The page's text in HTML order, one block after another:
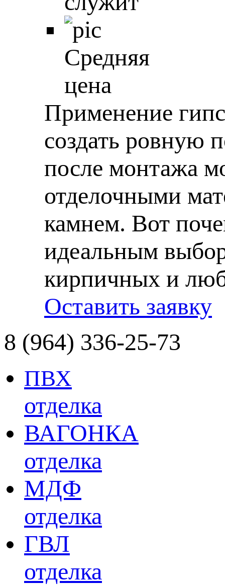
Средняя
цена
Применение
создать ровную
после монтажа
отделочными
камнем. Вот
идеальным
кирпичных и
Оставить заявку
8 (964) 336-25-73
ПВХ
отделка
ВАГОНКА
отделка
МДФ
отделка
ГВЛ
отделка